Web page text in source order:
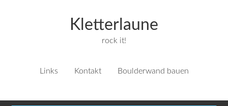
Kletterlaune
rock it!
Links Kontakt Boulderwand bauen